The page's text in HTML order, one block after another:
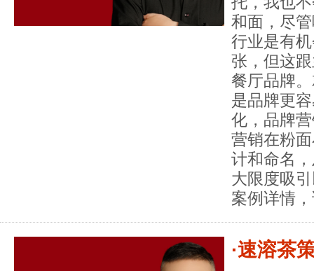
和面，尽
行业是有
张，但这
餐厅品牌
是品牌更
化，品牌
营销在粉
计和命名
大限度吸
案例详情
·速溶茶